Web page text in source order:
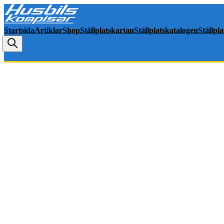
StartsidaArtiklarShopStällplatskartanStällplatskatalogen